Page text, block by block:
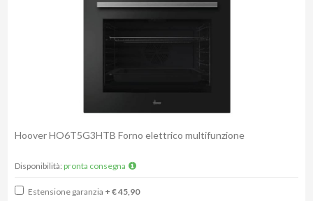
Hoover HO6T5G3HTB Forno elettrico multifunzione
Disponibilità: pronta consegna
Estensione garanzia + € 45,90